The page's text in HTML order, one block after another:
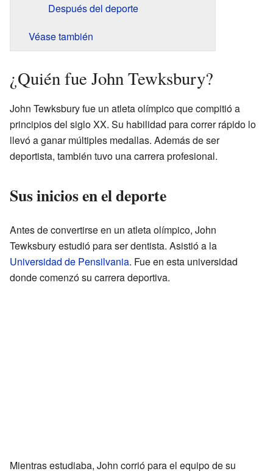
Después del deporte
Véase también
¿Quién fue John Tewksbury?
John Tewksbury fue un atleta olímpico que compitió a
principios del siglo XX. Su habilidad para correr rápido lo
llevó a ganar múltiples medallas. Además de ser
deportista, también tuvo una carrera profesional.
Sus inicios en el deporte
Antes de convertirse en un atleta olímpico, John
Tewksbury estudió para ser dentista. Asistió a la
Universidad de Pensilvania. Fue en esta universidad
donde comenzó su carrera deportiva.
Mientras estudiaba, John corrió para el equipo de su